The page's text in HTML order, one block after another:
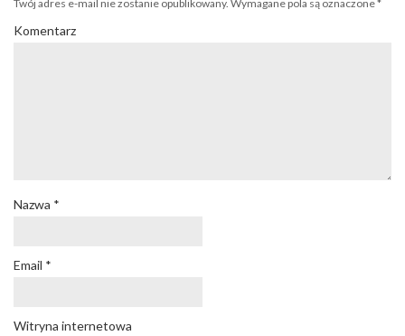
Twój adres e-mail nie zostanie opublikowany. Wymagane pola są oznaczone*
Komentarz
Nazwa *
Email *
Witryna internetowa